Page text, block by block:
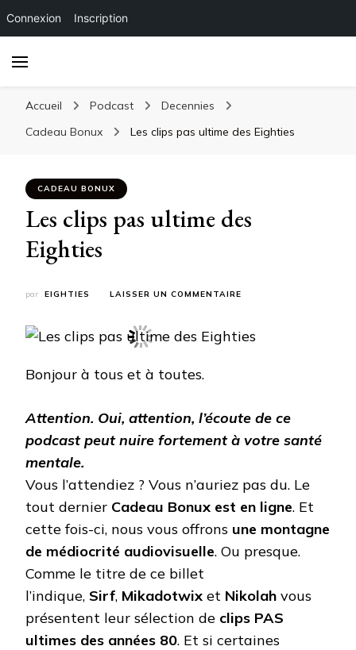
Connexion Inscription
Accueil Podcast
Decennies
Cadeau Bonux
Les clips pas ultime des Eighties
CADEAU BONUX
Les clips pas ultime des
Eighties
par EIGHTIES LAISSER UN COMMENTAIRE
PAS
Bonjour à tous et à toutes.
Attention. Oui, attention, l’écoute de ce
podcast peut nuire fortement à votre santé
mentale.
Vous l’attendiez ? Vous n’auriez pas du. Le
tout dernier Cadeau Bonux est en ligne. Et
cette fois-ci, nous vous offrons une montagne
de médiocrité audiovisuelle. Ou presque.
Comme le titre de ce billet
l’indique, Sirf, Mikadotwix et Nikolah vous
présentent leur sélection de clips PAS
ultimes des années 80. Et si certaines